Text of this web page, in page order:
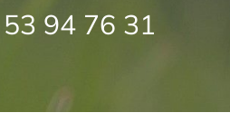
94 76 31